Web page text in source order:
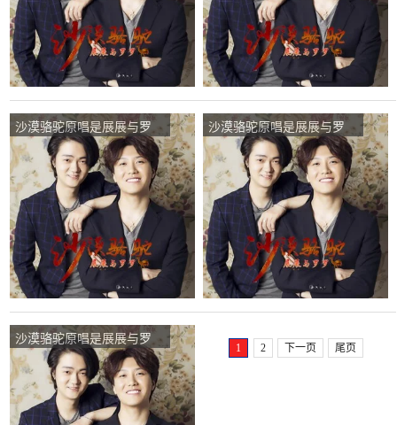
沙漠骆驼原唱是展展与罗
罗，由细嗅蔷薇翻唱(播
放:307)
沙漠骆驼原唱是展展与罗
罗，由大花心(小号)翻唱(试
听次数:76)
沙漠骆驼原唱是展展与罗
罗，由花颜、翻唱(试听次
数:58)
1 2 下一页 尾页